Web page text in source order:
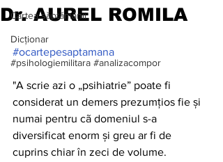
Cartea săptămânii
Dicționar
#psihologiemilitara #analizacompor
Dr. AUREL ROMILA
#ocartepesaptamana
"A scrie azi o „psihiatrie” poate fi
considerat un demers prezumțios fie și
numai pentru cã domeniul s-a
diversificat enorm și greu ar fi de
cuprins chiar în zeci de volume.